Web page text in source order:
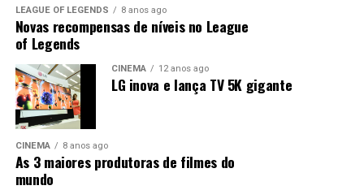
em
janela)
em
janela)
Curtir isso:
Carregando...
Relacionado
Mas afinal, por que Satanás vem ao mundo como
advogado? No filme fica claro que o escritório de
advocacia de John Milton tem um objetivo de absolver
todos os corruptos do mundo com a intenção de
explicitar todo o Mal presente no mundo diante de um
Deus, segundo ele, indiferente que apenas olha e ri de
tudo.
LEAGUE OF LEGENDS 8 anos ago
Novas recompensas de níveis no League
of Legends
CINEMA 12 anos ago
LG inova e lança TV 5K gigante
CINEMA 8 anos ago
As 3 maiores produtoras de filmes do
mundo